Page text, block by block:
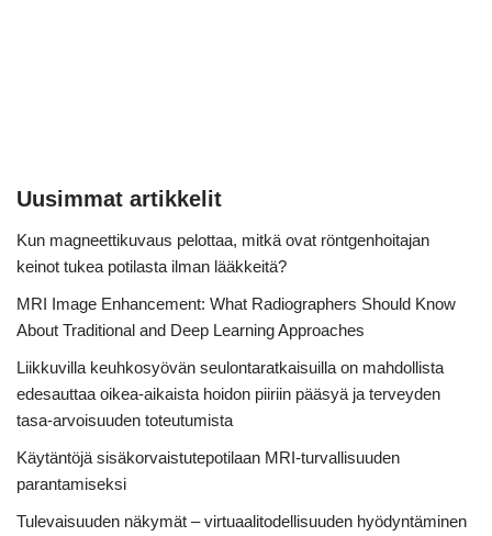
Uusimmat artikkelit
Kun magneettikuvaus pelottaa, mitkä ovat röntgenhoitajan
keinot tukea potilasta ilman lääkkeitä?
MRI Image Enhancement: What Radiographers Should Know
About Traditional and Deep Learning Approaches
Liikkuvilla keuhkosyövän seulontaratkaisuilla on mahdollista
edesauttaa oikea-aikaista hoidon piiriin pääsyä ja terveyden
tasa-arvoisuuden toteutumista
Käytäntöjä sisäkorvaistutepotilaan MRI-turvallisuuden
parantamiseksi
Tulevaisuuden näkymät – virtuaalitodellisuuden hyödyntäminen